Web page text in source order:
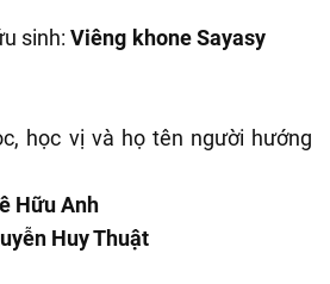
sinh:Viêng khone Sayasy
học vị và họ tên người hướng
Hữu Anh
Huy Thuật